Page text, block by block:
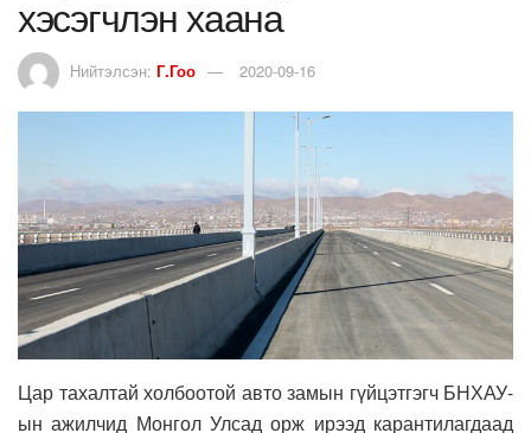
хэсэгчлэн хаана
Нийтэлсэн: Г.Гоо 2020-09-16
Цар тахалтай холбоотой авто замын гүйцэтгэгч БНХАУ-
ын ажилчид Монгол Улсад орж ирээд карантилагдаад